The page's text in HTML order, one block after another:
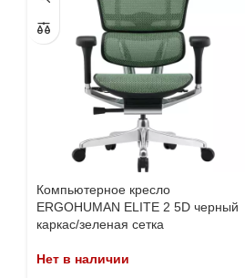
Компьютерное кресло
ERGOHUMAN ELITE 2 5D черный
каркас/зеленая сетка
Нет в наличии